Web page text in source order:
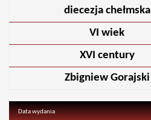
diecezja chełmska
VI wiek
XVI century
Zbigniew Gorajski
Data wydania